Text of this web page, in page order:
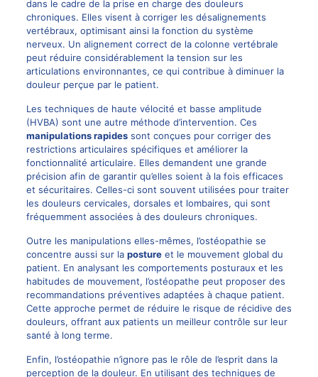
dans le cadre de la prise en charge des douleurs
chroniques. Elles visent à corriger les désalignements
vertébraux, optimisant ainsi la fonction du système
nerveux. Un alignement correct de la colonne vertébrale
peut réduire considérablement la tension sur les
articulations environnantes, ce qui contribue à diminuer la
douleur perçue par le patient.
Les techniques de haute vélocité et basse amplitude
(HVBA) sont une autre méthode d’intervention. Ces
manipulations rapidessont conçues pour corriger des
restrictions articulaires spécifiques et améliorer la
fonctionnalité articulaire. Elles demandent une grande
précision afin de garantir qu’elles soient à la fois efficaces
et sécuritaires. Celles-ci sont souvent utilisées pour traiter
les douleurs cervicales, dorsales et lombaires, qui sont
fréquemment associées à des douleurs chroniques.
Outre les manipulations elles-mêmes, l’ostéopathie se
concentre aussi sur la postureet le mouvement global du
patient. En analysant les comportements posturaux et les
habitudes de mouvement, l’ostéopathe peut proposer des
recommandations préventives adaptées à chaque patient.
Cette approche permet de réduire le risque de récidive des
douleurs, offrant aux patients un meilleur contrôle sur leur
santé à long terme.
Enfin, l’ostéopathie n’ignore pas le rôle de l’esprit dans la
perception de la douleur. En utilisant des techniques de